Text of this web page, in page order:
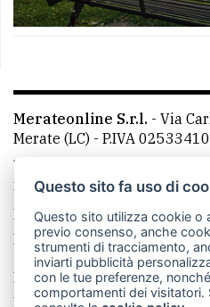
Merateonline S.r.l. - Via
Merate (LC) - P.IVA
Telefono:
mail:
La redazione
MerateOnline
Made by VIP
Privacy policy
Cookie
Rivedi le tue scelte sui
Questo sito fa uso di
Questo sito utilizza cookie o
previo consenso, anche
strumenti di tracciamento,
inviarti pubblicità
con le tue preferenze,
comportamenti dei visitatori.